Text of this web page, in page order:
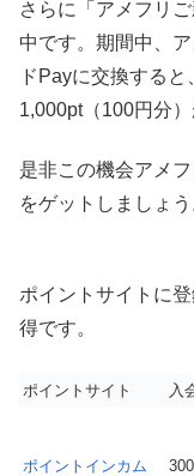
さらに「アメフリ
中です。期間中、
ドPayに交換する
1,000pt（100円分
是非この機会アメ
をゲットしましょう
ポイントサイトに
得です。
ポイントサイト 入
ポイントインカム